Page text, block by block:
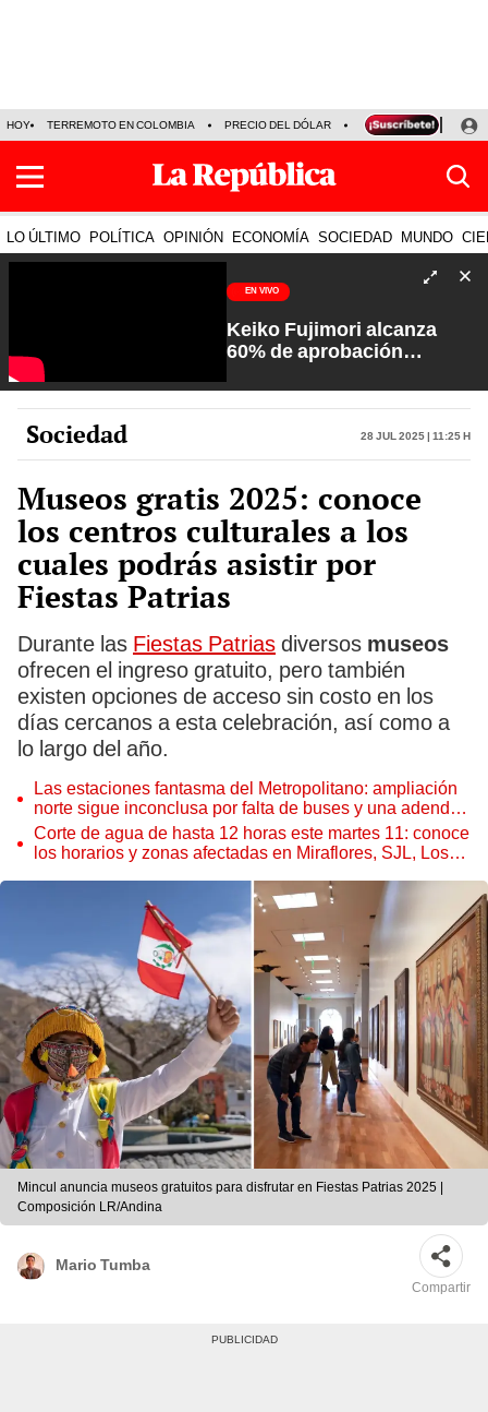
HOY TERREMOTO EN COLOMBIA PRECIO DEL DÓLAR KEIKO FUJIMORI
LO ÚLTIMO POLÍTICA OPINIÓN ECONOMÍA SOCIEDAD MUNDO
EN VIVO
Keiko Fujimori alcanza
60% de aprobación
Rosa María Palacios
Sociedad 28 Jul 2025 | 11:25 h
Museos gratis 2025: conoce
los centros culturales a los
cuales podrás asistir por
Fiestas Patrias
Durante las Fiestas Patrias diversos museos
ofrecen el ingreso gratuito, pero también
existen opciones de acceso sin costo en los
días cercanos a esta celebración, así como a
lo largo del año.
Las estaciones fantasma del Metropolitano: ampliación
norte sigue inconclusa por falta de buses y una adenda
estancada
Corte de agua de hasta 12 horas este martes 11: conoce
los horarios y zonas afectadas en Miraflores, SJL, Los
Mincul anuncia museos gratuitos para disfrutar en Fiestas Patrias 2025 |
Composición LR/Andina
Mario Tumba
Compartir